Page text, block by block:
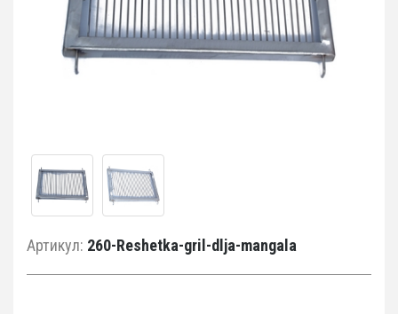
Артикул: 260-Reshetka-gril-dlja-mangala